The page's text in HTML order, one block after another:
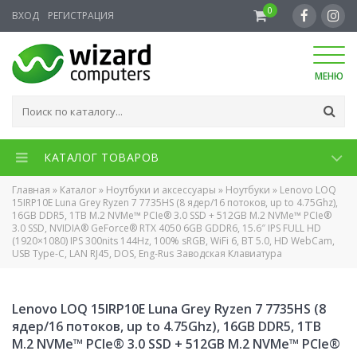
ВХОД РЕГИСТРАЦИЯ 0
МЕНЮ
КАТАЛОГ ТОВАРОВ
Главная » Каталог» Ноутбуки и аксессуары » Ноутбуки » Lenovo LOQ
15IRP10E Luna Grey Ryzen 7 7735HS (8 ядер/16 потоков, up to 4.75Ghz),
16GB DDR5, 1TB M.2 NVMe™ PCIe® 3.0 SSD + 512GB M.2 NVMe™ PCIe®
3.0 SSD, NVIDIA® GeForce® RTX 4050 6GB GDDR6, 15.6″ IPS FULL HD
(1920×1080) IPS 300nits 144Hz, 100% sRGB, WiFi 6, BT 5.0, HD WebCam,
USB Type-C, LAN RJ45, DOS, Eng-Rus Заводская Клавиатура
Lenovo LOQ 15IRP10E Luna Grey Ryzen 7 7735HS (8
ядер/16 потоков, up to 4.75Ghz), 16GB DDR5, 1TB
M.2 NVMe™ PCIe® 3.0 SSD + 512GB M.2 NVMe™ PCIe®